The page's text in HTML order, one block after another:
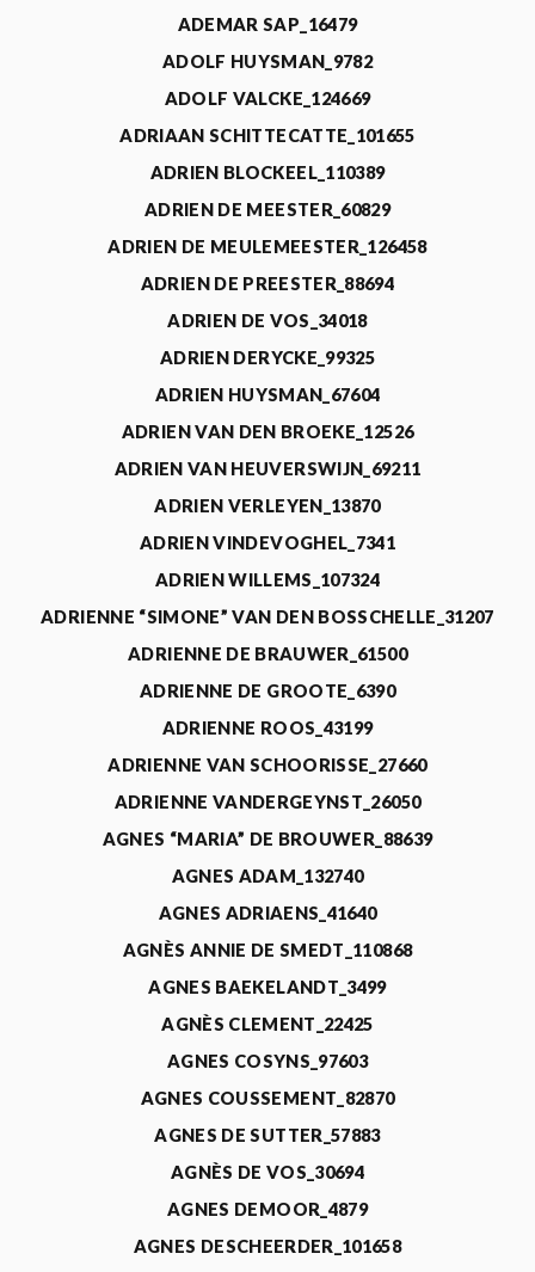
ADEMAR SAP_16479
ADOLF HUYSMAN_9782
ADOLF VALCKE_124669
ADRIAAN SCHITTECATTE_101655
ADRIEN BLOCKEEL_110389
ADRIEN DE MEESTER_60829
ADRIEN DE MEULEMEESTER_126458
ADRIEN DE PREESTER_88694
ADRIEN DE VOS_34018
ADRIEN DERYCKE_99325
ADRIEN HUYSMAN_67604
ADRIEN VAN DEN BROEKE_12526
ADRIEN VAN HEUVERSWIJN_69211
ADRIEN VERLEYEN_13870
ADRIEN VINDEVOGHEL_7341
ADRIEN WILLEMS_107324
ADRIENNE “SIMONE” VAN DEN BOSSCHELLE_31207
ADRIENNE DE BRAUWER_61500
ADRIENNE DE GROOTE_6390
ADRIENNE ROOS_43199
ADRIENNE VAN SCHOORISSE_27660
ADRIENNE VANDERGEYNST_26050
AGNES “MARIA” DE BROUWER_88639
AGNES ADAM_132740
AGNES ADRIAENS_41640
AGNÈS ANNIE DE SMEDT_110868
AGNES BAEKELANDT_3499
AGNÈS CLEMENT_22425
AGNES COSYNS_97603
AGNES COUSSEMENT_82870
AGNES DE SUTTER_57883
AGNÈS DE VOS_30694
AGNES DEMOOR_4879
AGNES DESCHEERDER_101658